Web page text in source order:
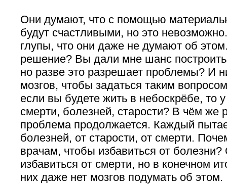
Они думают, что с помощью
будут счастливыми, но это
глупы, что они даже не думают об
решение? Вы дали мне шанс построить
но разве это разрешает проблемы? И
мозгов, чтобы задаться таким
если вы будете жить в небоскрёбе, то
смерти, болезней, старости? В чём же
проблема продолжается. Каждый
болезней, от старости, от смерти.
врачам, чтобы избавиться от
избавиться от смерти, но в конечном
них даже нет мозгов подумать об этом.